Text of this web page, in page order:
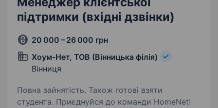
підтримки (вхідні дзвінки)
20 000 – 26 000 грн
Хоум-Нет, ТОВ (Вінницька філія)
Вінниця
Повна зайнятість. Також готові взяти
студента. Приєднуйся до команди HomeNet!